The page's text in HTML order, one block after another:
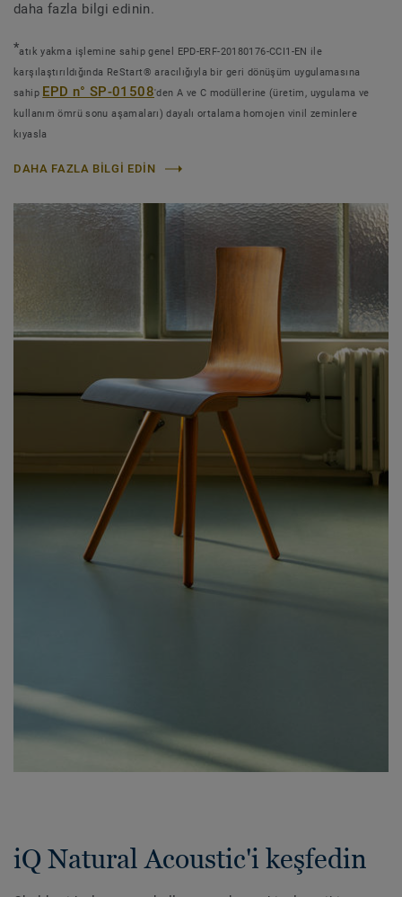
daha fazla bilgi edinin.
*atık yakma işlemine sahip genel EPD-ERF-20180176-CCI1-EN ile
karşılaştırıldığında ReStart® aracılığıyla bir geri dönüşüm uygulamasına
sahip EPD n° SP-01508'den A ve C modüllerine (üretim, uygulama ve
kullanım ömrü sonu aşamaları) dayalı ortalama homojen vinil zeminlere
kıyasla
DAHA FAZLA BILGI EDIN
iQ Natural Acoustic'i keşfedin